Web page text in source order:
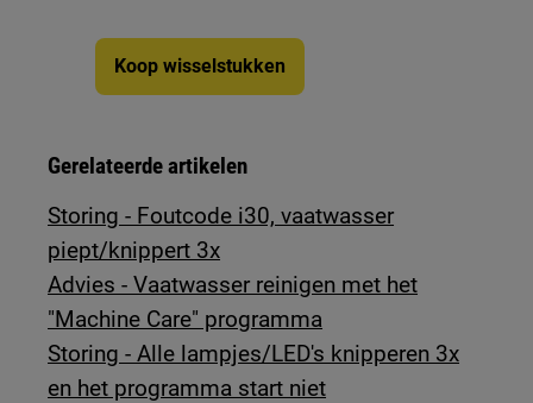
Koop wisselstukken
Gerelateerde artikelen
Storing - Foutcode i30, vaatwasser
piept/knippert 3x
Advies - Vaatwasser reinigen met het
"Machine Care" programma
Storing - Alle lampjes/LED's knipperen 3x
en het programma start niet